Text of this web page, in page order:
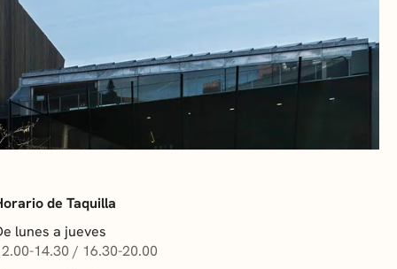
de Taquilla
lunes a jueves
14.30 / 16.30-20.00